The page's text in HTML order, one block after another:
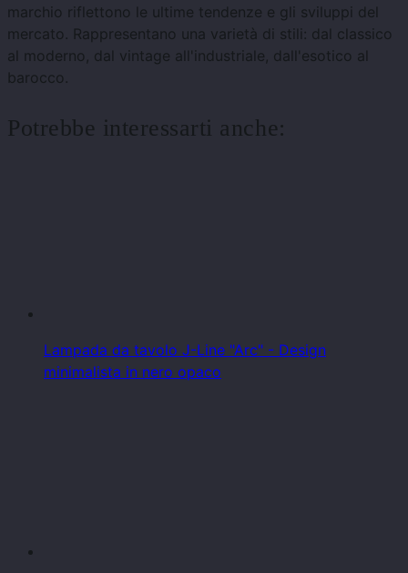
marchio riflettono le ultime tendenze e gli sviluppi del
mercato. Rappresentano una varietà di stili: dal classico
al moderno, dal vintage all'industriale, dall'esotico al
barocco.
Potrebbe interessarti anche:
Lampada da tavolo J-Line "Arc" - Design
minimalista in nero opaco